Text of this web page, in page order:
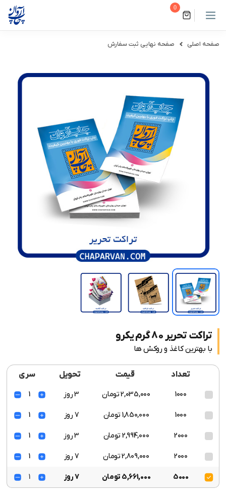
0
صفحه اصلی صفحه نهایی ثبت سفارش
تراکت تحریر 80 گرم یکرو
با بهترین کاغذ و روکش ها
تعداد قیمت تحویل سری
1000 2,035,000 تومان 3 روز 1
1000 1,850,000 تومان 7 روز 1
2000 2,994,000 تومان 3 روز 1
2000 2,809,000 تومان 7 روز 1
5000 5,661,000 تومان 7 روز 1